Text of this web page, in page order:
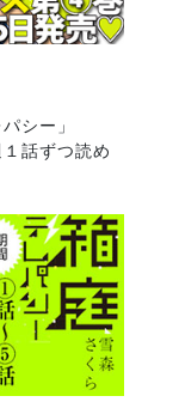
シー」
話ずつ読め